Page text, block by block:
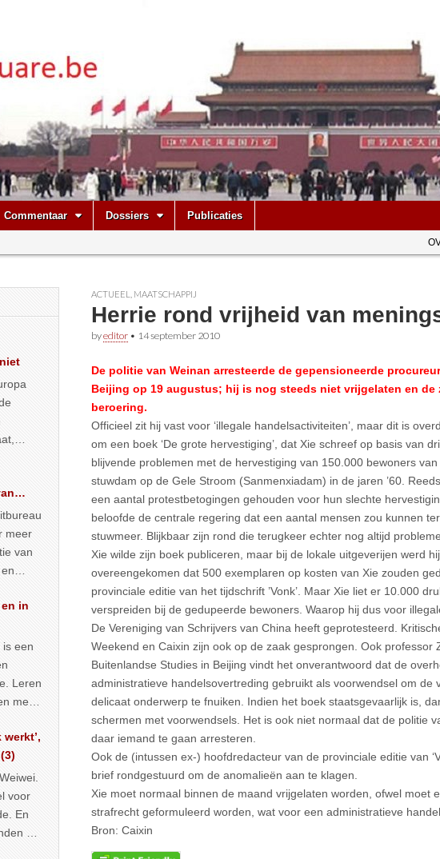
Commentaar Dossiers Publicaties
ACTUEEL MAATSCHAPPIJ
Herrie rond vrijheid van
byeditor • 14 september 2010
De politie van Weinan arresteerde de gepensioneerde
Beijing op 19 augustus; hij is nog steeds niet vrijgelaten en de
beroering.
Officieel zit hij vast voor ‘illegale handelsactiviteiten’, maar dit is
om een boek ‘De grote hervestiging’, dat Xie schreef op basis van
blijvende problemen met de hervestiging van 150.000 bewoners
stuwdam op de Gele Stroom (Sanmenxiadam) in de jaren ’60.
een aantal protestbetogingen gehouden voor hun slechte
beloofde de centrale regering dat een aantal mensen zou kunnen
stuwmeer. Blijkbaar zijn rond die terugkeer echter nog altijd
Xie wilde zijn boek publiceren, maar bij de lokale uitgeverijen werd
overeengekomen dat 500 exemplaren op kosten van Xie zouden
provinciale editie van het tijdschrift ’Vonk’. Maar Xie liet er 10.000
verspreiden bij de gedupeerde bewoners. Waarop hij dus voor
De Vereniging van Schrijvers van China heeft geprotesteerd.
Weekend en Caixin zijn ook op de zaak gesprongen. Ook professor
Buitenlandse Studies in Beijing vindt het onverantwoord dat de
administratieve handelsovertreding gebruikt als voorwendsel om de
delicaat onderwerp te fnuiken. Indien het boek staatsgevaarlijk is,
schermen met voorwendsels. Het is ook niet normaal dat de politie
daar iemand te gaan arresteren.
Ook de (intussen ex-) hoofdredacteur van de provinciale editie van
brief rondgestuurd om de anomalieën aan te klagen.
Xie moet normaal binnen de maand vrijgelaten worden, ofwel moet
strafrecht geformuleerd worden, wat voor een administratieve
Bron: Caixin
meer
van
in
is een
Leren
met
voor
En
of